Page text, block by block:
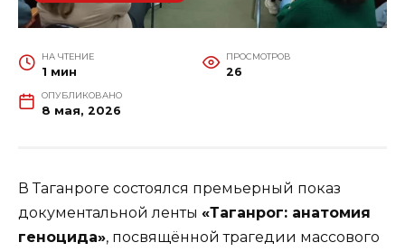
НА ЧТЕНИЕ
1 мин
ПРОСМОТРОВ
26
ОПУБЛИКОВАНО
8 мая, 2026
В Таганроге состоялся премьерный показ
документальной ленты «Таганрог: анатомия
геноцида», посвящённой трагедии массового